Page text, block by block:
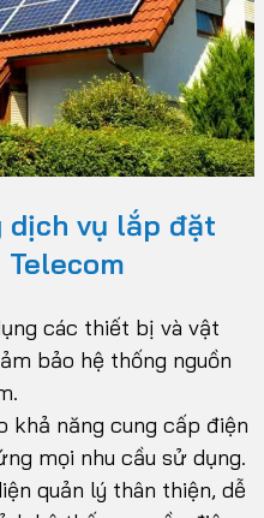
vụ lắp đặt
các thiết bị và vật
bảo hệ thống nguồn
khả năng cung cấp điện
mọi nhu cầu sử dụng.
quản lý thân thiện, dễ